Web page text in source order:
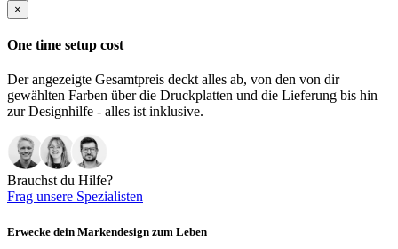
×
One time setup cost
Der angezeigte Gesamtpreis deckt alles ab, von den von dir
gewählten Farben über die Druckplatten und die Lieferung bis hin
zur Designhilfe - alles ist inklusive.
Brauchst du Hilfe?
Frag unsere Spezialisten
Erwecke dein Markendesign zum Leben